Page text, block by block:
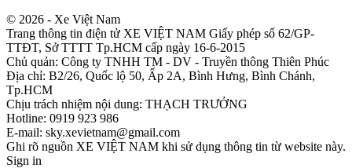
© 2026 - Xe Việt Nam
Trang thông tin điện tử XE VIỆT NAM Giấy phép số 62/GP-
TTĐT, Sở TTTT Tp.HCM cấp ngày 16-6-2015
Chủ quản: Công ty TNHH TM - DV - Truyền thông Thiên Phúc
Địa chỉ: B2/26, Quốc lộ 50, Ấp 2A, Bình Hưng, Bình Chánh,
Tp.HCM
Chịu trách nhiệm nội dung: THẠCH TRƯỞNG
Hotline: 0919 923 986
E-mail: sky.xevietnam@gmail.com
Ghi rõ nguồn XE VIỆT NAM khi sử dụng thông tin từ website này.
Sign in